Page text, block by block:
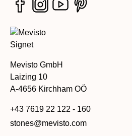
Mevisto GmbH
Laizing 10
A-4656 Kirchham OÖ
+43 7619 22 122 - 160
stones@mevisto.com